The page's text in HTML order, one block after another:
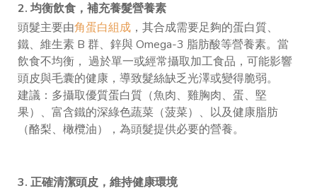
2. 均衡飲食，補充養髮營養素
頭髮主要由角蛋白組成 ，其合成需要足夠的蛋白質、
鐵、維生素 B 群、鋅與 Omega-3 脂肪酸等營養素。當
飲食不均衡， 過於單一或經常攝取加工食品，可能影響
頭皮與毛囊的健康，導致髮絲缺乏光澤或變得脆弱。
建議：多攝取優質蛋白質（魚肉、雞胸肉、蛋、堅
果）、富含鐵的深綠色蔬菜（菠菜）、以及健康脂肪
（酪梨、橄欖油），為頭髮提供必要的營養。
3. 正確清潔頭皮，維持健康環境